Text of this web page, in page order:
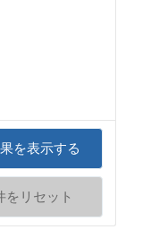
を表示する
をリセット